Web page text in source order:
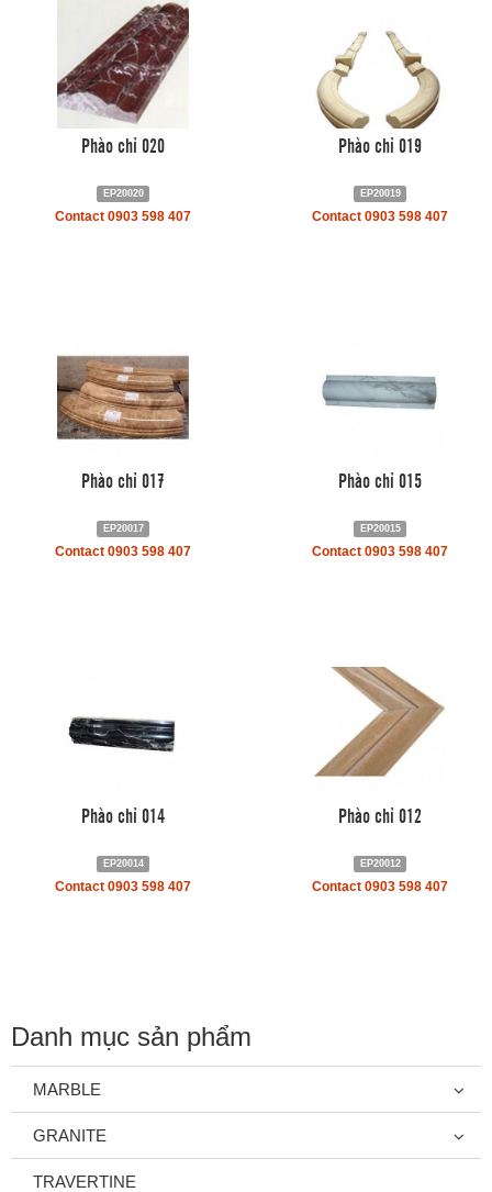
Phào chỉ 020
EP20020
Contact 0903 598 407
Phào chỉ 019
EP20019
Contact 0903 598 407
Phào chỉ 017
EP20017
Contact 0903 598 407
Phào chỉ 015
EP20015
Contact 0903 598 407
Phào chỉ 014
EP20014
Contact 0903 598 407
Phào chỉ 012
EP20012
Contact 0903 598 407
Danh mục sản phẩm
MARBLE
GRANITE
TRAVERTINE